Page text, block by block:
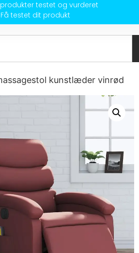
produkter testet og vurderet
Få testet dit produkt
kunstlæder vinrød